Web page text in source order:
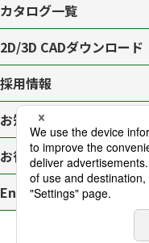
カタログ一覧
2D/3D CADダウンロード
採用情報
お知らせ一覧
お役立ちブログ
English page